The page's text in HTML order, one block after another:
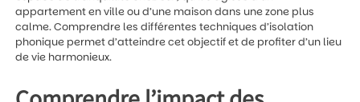
appartement en ville ou d’une maison dans une zone plus
calme. Comprendre les différentes techniques d’isolation
phonique permet d’atteindre cet objectif et de profiter d’un lieu
de vie harmonieux.